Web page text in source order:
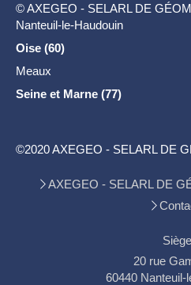
© AXEGEO - SELARL DE
Nanteuil-le-Haudouin
Oise (60)
Meaux
Seine et Marne (77)
©2020 AXEGEO - SELARL DE
AXEGEO - SELARL DE
Siège
20 rue
60440 Nanteuil-